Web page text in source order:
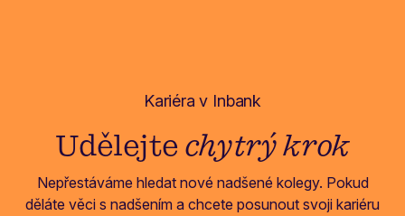
Kariéra v Inbank
Udělejte chytrý krok
Nepřestáváme hledat nové nadšené kolegy. Pokud
děláte věci s nadšením a chcete posunout svoji kariéru